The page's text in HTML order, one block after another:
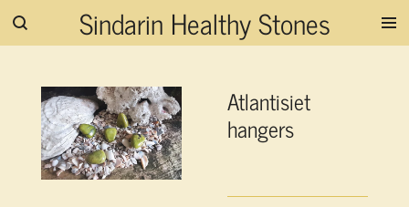
Ga
hoofdinhoud
Sindarin Healthy Stones
Atlantisiet
hangers